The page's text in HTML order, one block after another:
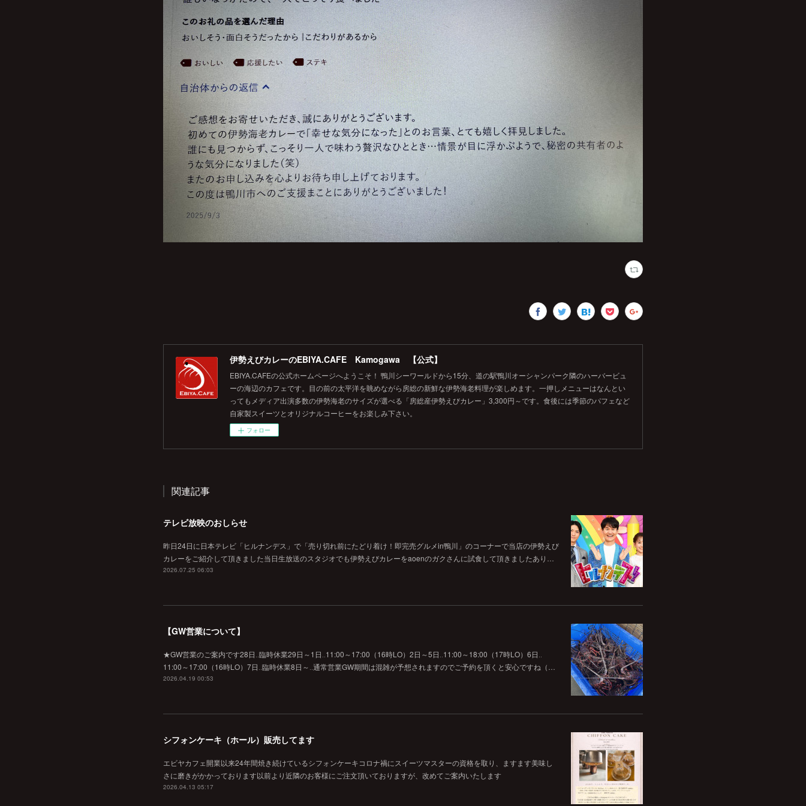
伊勢えびカレーのEBIYA.CAFE Kamogawa 【公式】
EBIYA.CAFEの公式ホームページへようこそ！ 鴨川シーワールドから15分、道の駅鴨川オーシャンパーク隣のハーバービュ
ーの海辺のカフェです。目の前の太平洋を眺めながら房総の新鮮な伊勢海老料理が楽しめます。一押しメニューはなんとい
ってもメディア出演多数の伊勢海老のサイズが選べる「房総産伊勢えびカレー」3,300円～です。食後には季節のパフェなど
自家製スイーツとオリジナルコーヒーをお楽しみ下さい。
フォロー
関連記事
テレビ放映のおしらせ
昨日24日に日本テレビ「ヒルナンデス」で「売り切れ前にたどり着け！即完売グルメin鴨川」のコーナーで当店の伊勢えび
カレーをご紹介して頂きました当日生放送のスタジオでも伊勢えびカレーをaoenのガクさんに試食して頂きましたあり…
2026.07.25 06:03
【GW営業について】
★GW営業のご案内です28日‥臨時休業29日～1日‥11:00～17:00（16時LO）2日～5日‥11:00～18:00（17時LO）6日‥
11:00～17:00（16時LO）7日‥臨時休業8日～‥通常営業GW期間は混雑が予想されますのでご予約を頂くと安心ですね（…
2026.04.19 00:53
シフォンケーキ（ホール）販売してます
エビヤカフェ開業以来24年間焼き続けているシフォンケーキコロナ禍にスイーツマスターの資格を取り、ますます美味し
さに磨きがかかっております以前より近隣のお客様にご注文頂いておりますが、改めてご案内いたします
2026.04.13 05:17